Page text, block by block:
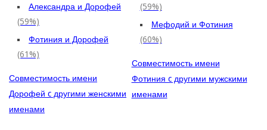
Александра и Дорофей
(59%)
Фотиния и Дорофей
(61%)
Совместимость имени
Дорофей c другими женскими
именами
(59%)
Мефодий и Фотиния
(60%)
Совместимость имени
Фотиния c другими мужскими
именами